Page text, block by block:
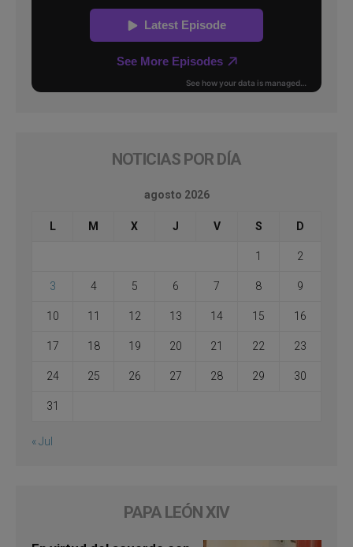
NOTICIAS POR DÍA
agosto 2026
L M X J V S D
1 2
3 4 5 6 7 8 9
10 11 12 13 14 15 16
17 18 19 20 21 22 23
24 25 26 27 28 29 30
31
« Jul
PAPA LEÓN XIV